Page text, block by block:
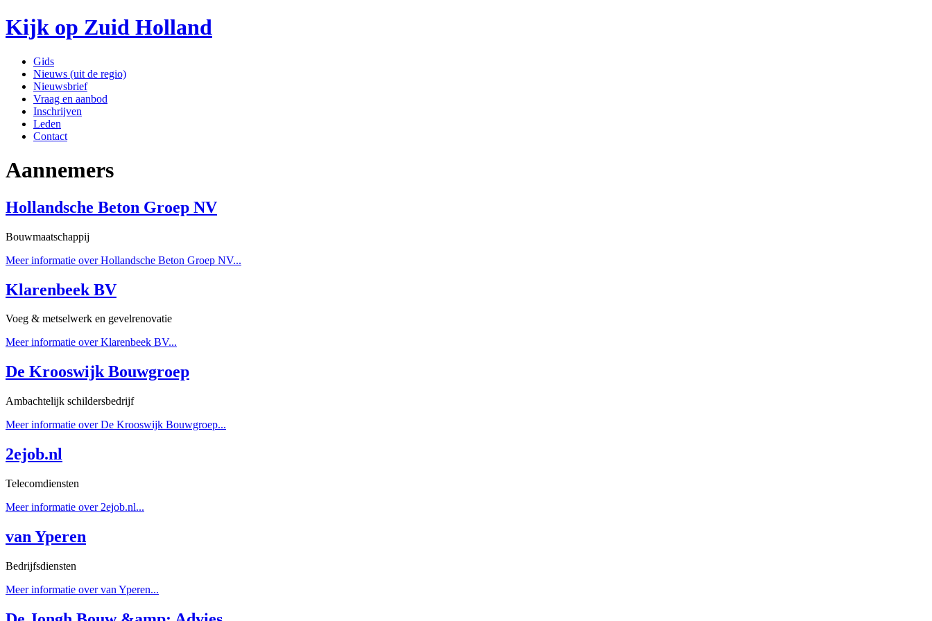
Kijk op Zuid Holland
Gids
Nieuws (uit de regio)
Nieuwsbrief
Vraag en aanbod
Inschrijven
Leden
Contact
Aannemers
Hollandsche Beton Groep NV
Bouwmaatschappij
Meer informatie over Hollandsche Beton Groep NV...
Klarenbeek BV
Voeg & metselwerk en gevelrenovatie
Meer informatie over Klarenbeek BV...
De Krooswijk Bouwgroep
Ambachtelijk schildersbedrijf
Meer informatie over De Krooswijk Bouwgroep...
2ejob.nl
Telecomdiensten
Meer informatie over 2ejob.nl...
van Yperen
Bedrijfsdiensten
Meer informatie over van Yperen...